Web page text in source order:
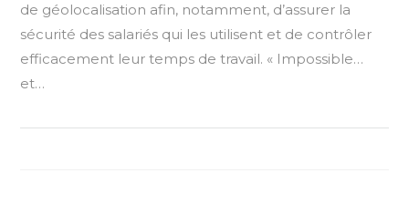
de géolocalisation afin, notamment, d’assurer la
sécurité des salariés qui les utilisent et de contrôler
efficacement leur temps de travail. « Impossible…
et…